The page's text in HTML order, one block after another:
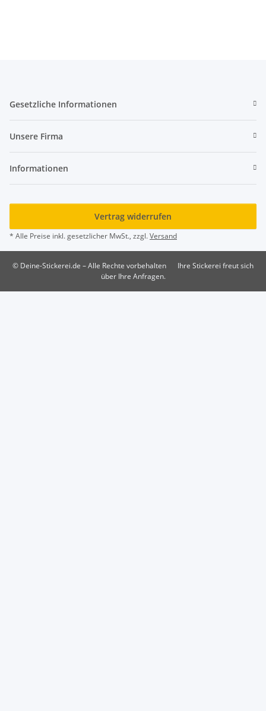
Gesetzliche Informationen
Unsere Firma
Informationen
Vertrag widerrufen
* Alle Preise inkl. gesetzlicher MwSt., zzgl.Versand
© Deine-Stickerei.de – Alle Rechte vorbehalten
Ihre Stickerei freut sich
über Ihre Anfragen.